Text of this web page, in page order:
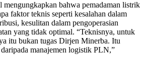
bahwa pemadaman listrik
faktor teknis seperti kesalahan dalam
kesulitan dalam pengoperasian
yang tidak optimal. “Teknisnya, untuk
itu bukan tugas Dirjen Minerba. Itu
manajemen logistik PLN,”